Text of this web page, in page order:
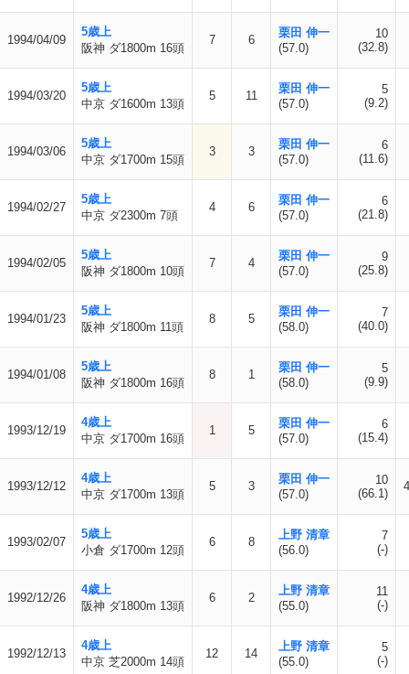
1994/04/09
5歳上
阪神 ダ1800m 16頭
7 6
栗田 伸一
(57.0)
10
(32.8)
1994/03/20
5歳上
中京 ダ1600m 13頭
5 11
栗田 伸一
(57.0)
5
(9.2)
1994/03/06
5歳上
中京 ダ1700m 15頭
3 3
栗田 伸一
(57.0)
6
(11.6)
1994/02/27
5歳上
中京 ダ2300m 7頭
4 6
栗田 伸一
(57.0)
6
(21.8)
1994/02/05
5歳上
阪神 ダ1800m 10頭
7 4
栗田 伸一
(57.0)
9
(25.8)
1994/01/23
5歳上
阪神 ダ1800m 11頭
8 5
栗田 伸一
(58.0)
7
(40.0)
1994/01/08
5歳上
阪神 ダ1800m 16頭
8 1
栗田 伸一
(58.0)
5
(9.9)
1993/12/19
4歳上
中京 ダ1700m 16頭
1 5
栗田 伸一
(57.0)
6
(15.4)
1993/12/12
4歳上
中京 ダ1700m 13頭
5 3
栗田 伸一
(57.0)
10
(66.1)
1993/02/07
5歳上
小倉 ダ1700m 12頭
6 8
上野 清章
(56.0)
7
(-)
1992/12/26
4歳上
阪神 ダ1800m 13頭
6 2
上野 清章
(55.0)
11
(-)
1992/12/13
4歳上
中京 芝2000m 14頭
12 14
上野 清章
(55.0)
5
(-)